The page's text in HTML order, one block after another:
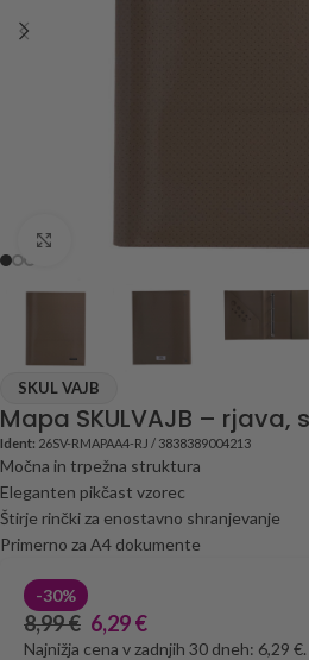
SKUL VAJB
Mapa SKULVAJB – rjava,
Ident: 26SV-RMAPAA4-RJ / 3838389004213
Močna in trpežna struktura
Eleganten pikčast vzorec
Štirje rinčki za enostavno shranjevanje
Primerno za A4 dokumente
-30%
8,99€ 6,29€
Najnižja cena v zadnjih 30 dneh: 6,29 €.